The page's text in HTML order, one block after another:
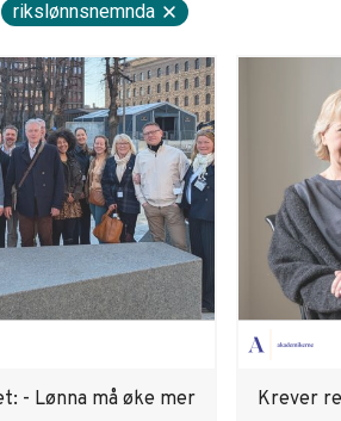
rikslønnsnemnda
- Lønna må øke mer
Krever